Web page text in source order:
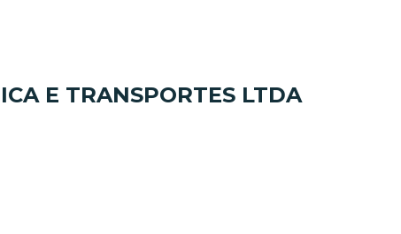
E TRANSPORTES LTDA